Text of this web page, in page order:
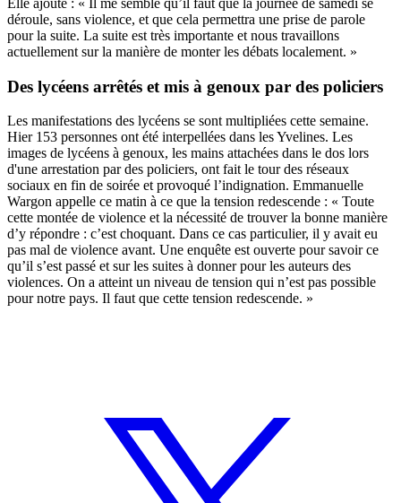
déroule, sans violence, et que cela permettra une prise de parole
pour la suite. La suite est très importante et nous travaillons
actuellement sur la manière de monter les débats localement. »
Des lycéens arrêtés et mis à genoux par des policiers
Les manifestations des lycéens se sont multipliées cette semaine.
Hier 153 personnes ont été interpellées dans les Yvelines. Les
images de lycéens à genoux, les mains attachées dans le dos lors
d'une arrestation par des policiers, ont fait le tour des réseaux
sociaux en fin de soirée et provoqué l’indignation. Emmanuelle
Wargon appelle ce matin à ce que la tension redescende : « Toute
cette montée de violence et la nécessité de trouver la bonne manière
d’y répondre : c’est choquant. Dans ce cas particulier, il y avait eu
pas mal de violence avant. Une enquête est ouverte pour savoir ce
qu’il s’est passé et sur les suites à donner pour les auteurs des
violences. On a atteint un niveau de tension qui n’est pas possible
pour notre pays. Il faut que cette tension redescende. »